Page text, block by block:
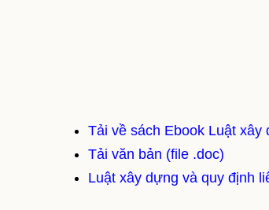
Tải về sách Ebook Luật
Tải văn bản (file .doc)
Luật xây dựng và quy định